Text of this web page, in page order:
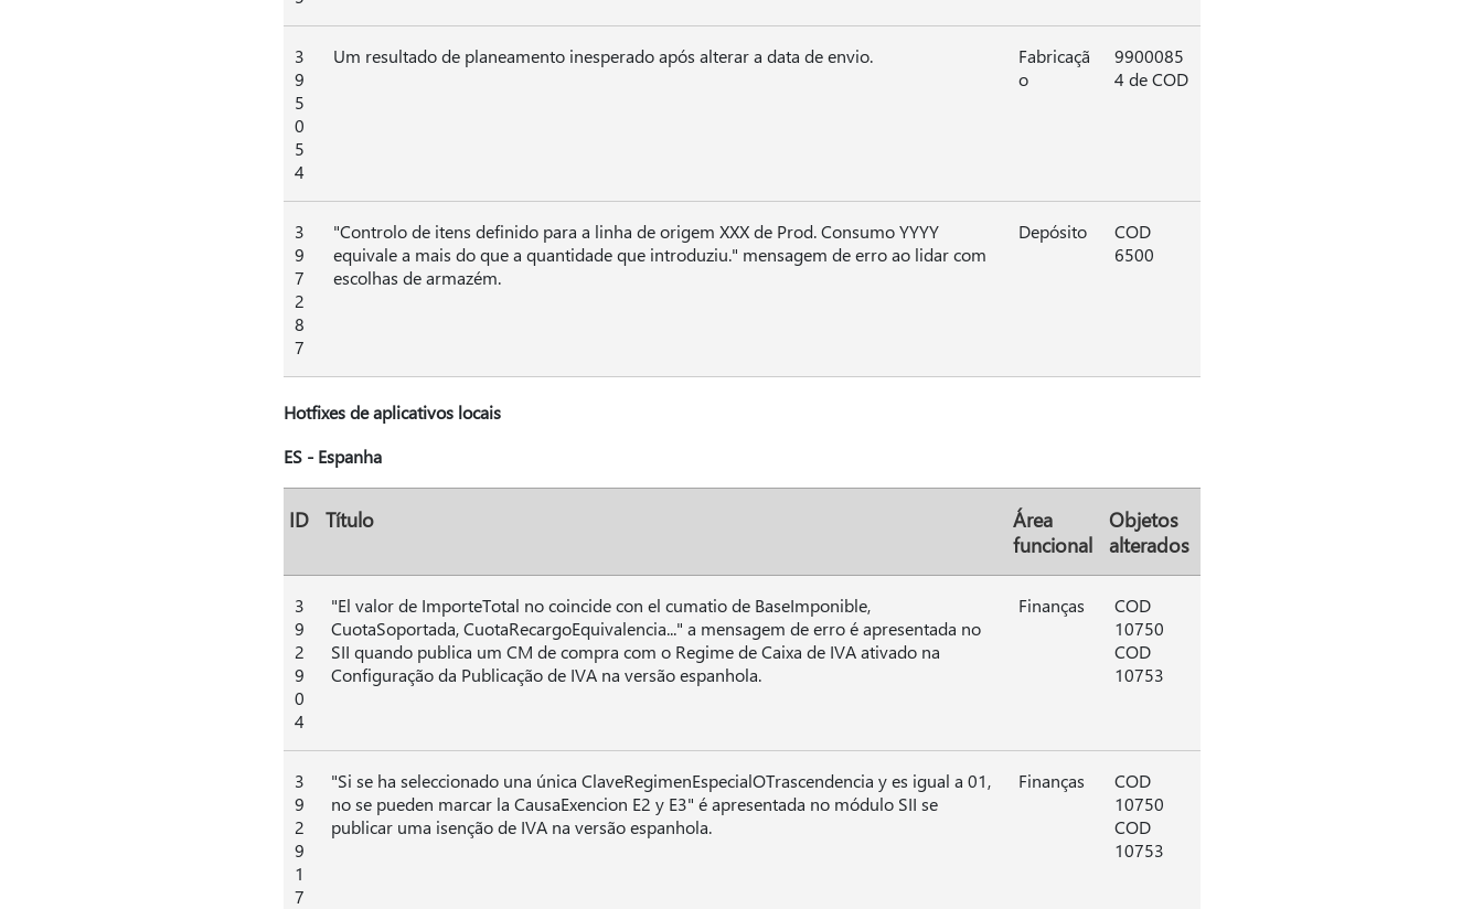
3
9
5
0
5
4
Um resultado de planeamento inesperado após alterar a data de envio.
Fabricaçã
o
9900085
4 de COD
3
9
7
2
8
7
"Controlo de itens definido para a linha de origem XXX de Prod. Consumo YYYY
equivale a mais do que a quantidade que introduziu." mensagem de erro ao lidar com
escolhas de armazém.
Depósito
COD
6500
Hotfixes de aplicativos locais
ES - Espanha
ID Título
Área
funcional
Objetos
alterados
3
9
2
9
0
4
"El valor de ImporteTotal no coincide con el cumatio de BaseImponible,
CuotaSoportada, CuotaRecargoEquivalencia..." a mensagem de erro é apresentada no
SII quando publica um CM de compra com o Regime de Caixa de IVA ativado na
Configuração da Publicação de IVA na versão espanhola.
Finanças
COD
10750
COD
10753
3
9
2
9
1
7
"Si se ha seleccionado una única ClaveRegimenEspecialOTrascendencia y es igual a 01,
no se pueden marcar la CausaExencion E2 y E3" é apresentada no módulo SII se
publicar uma isenção de IVA na versão espanhola.
Finanças
COD
10750
COD
10753